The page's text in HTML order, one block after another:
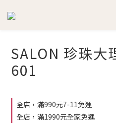
SALON 珍珠大
601
全店，滿990元7-11免運
全店，滿1990元全家免運